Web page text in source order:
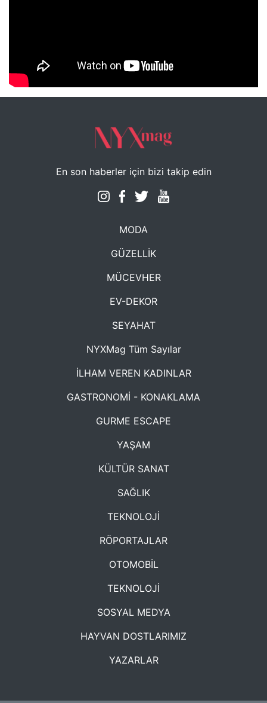
NYXmag 2. Yaş Kutlama Etkinliği
En son haberler için bizi takip edin
MODA
GÜZELLİK
MÜCEVHER
EV-DEKOR
SEYAHAT
NYXMag Tüm Sayılar
İLHAM VEREN KADINLAR
GASTRONOMİ - KONAKLAMA
GURME ESCAPE
YAŞAM
KÜLTÜR SANAT
SAĞLIK
TEKNOLOJİ
RÖPORTAJLAR
OTOMOBİL
TEKNOLOJİ
SOSYAL MEDYA
HAYVAN DOSTLARIMIZ
YAZARLAR